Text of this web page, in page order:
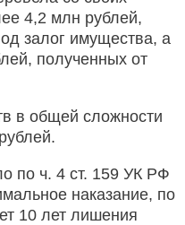
4,2 млн рублей,
залог имущества, а
полученных от
в общей сложности
по ч. 4 ст. 159 УК РФ
наказание, по
10 лет лишения